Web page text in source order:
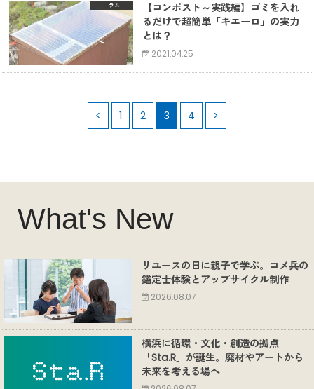
コラム
【コンポスト～実践編】ゴミを入れ
るだけで超簡単「キエーロ」の実力
とは？
2021.04.25
< 1 2 3 4 >
What's New
リユースの日に親子で学ぶ。コメ兵の
鑑定士体験とアップサイクル制作
2026.08.07
横浜に循環・文化・創造の拠点
「Sta.R」が誕生。廃材やアートから
未来を考える場へ